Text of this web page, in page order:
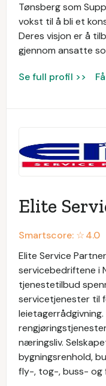
Tønsberg som
vokst til å bli et
Deres visjon er å
gjennom ansatte
Se full profil >>
Elite
Smartscore: ☆4.0
Elite Service
servicebedriftene i
tjenestetilbud
servicetjenester til
næringsliv.
bygningsrenhold,
fly-, tog-, buss- og